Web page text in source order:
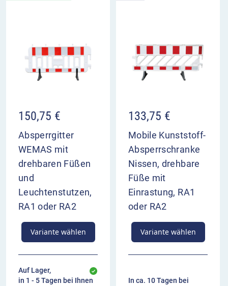
150,75 €
Absperrgitter
WEMAS mit
drehbaren Füßen
und
Leuchtenstutzen,
RA1 oder RA2
Variante wählen
Auf Lager,
in 1 - 5 Tagen bei Ihnen
133,75 €
Mobile Kunststoff-
Absperrschranke
Nissen, drehbare
Füße mit
Einrastung, RA1
oder RA2
Variante wählen
In ca. 10 Tagen bei